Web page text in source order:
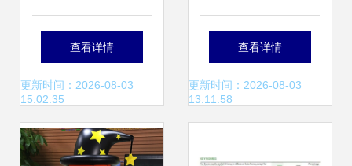
商与批发市场采购
指南 高效销售策略
查看详情
更新时间：2026-08-03
15:02:35
销激发消费活力，
日用百货销售迎热
查看详情
更新时间：2026-08-03
13:11:58